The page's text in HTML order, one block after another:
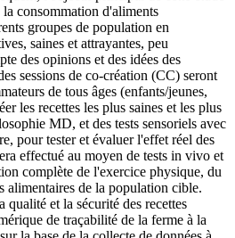
consommation d'aliments
groupes de population en
saines et attrayantes, peu
des opinions et des idées des
sessions de co-création (CC) seront
de tous âges (enfants/jeunes,
les recettes les plus saines et les plus
MD, et des tests sensoriels avec
pour tester et évaluer l'effet réel des
effectué au moyen de tests in vivo et
complète de l'exercice physique, du
alimentaires de la population cible.
et la sécurité des recettes
de traçabilité de la ferme à la